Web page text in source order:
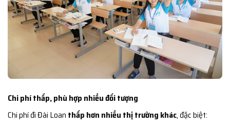
Chi phí thấp, phù hợp nhiều đối tượng
Chi phí đi Đài Loan thấp hơn nhiều thị trường khác, đặc biệt: